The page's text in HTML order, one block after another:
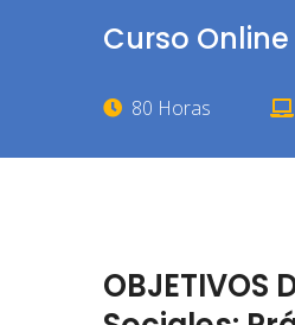
Curso
80 Horas
OBJETIVOS